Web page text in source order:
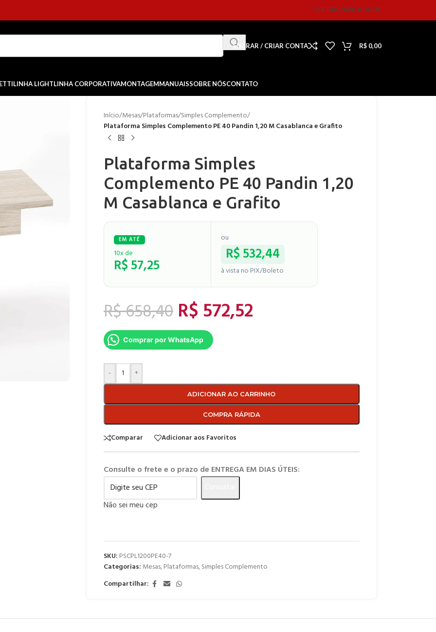
VOLTAR PARA A HOME
ENTRAR / CRIAR CONTA R$ 0,00
LINHA LIGHTLINHA CORPORATIVAMONTAGEMMANUAISSOBRE NÓSCONTATO
Início/Mesas/Plataformas/Simples Complemento/
Plataforma Simples Complemento PE 40 Pandin 1,20 M Casablanca e Grafito
Plataforma Simples
Complemento PE 40 Pandin 1,20
M Casablanca e Grafito
10x de
R$57,25
ou
R$532,44
à vista no PIX/Boleto
R$658,40 R$ 572,52
Comprar por WhatsApp
- +
ADICIONAR AO CARRINHO
COMPRA RÁPIDA
Comparar Adicionar aos Favoritos
Consulte o frete e o prazo de ENTREGA EM DIAS ÚTEIS:
Não sei meu cep
SKU: PSCPL1200PE40-7
Categorias: Mesas,Plataformas,Simples Complemento
Compartilhar: